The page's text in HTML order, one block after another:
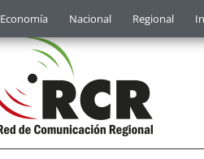
Economía Nacional Regional